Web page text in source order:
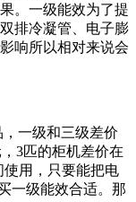
。一级能效为了提
排冷凝管、电子膨
响所以相对来说会
一级和三级差价
3匹的柜机差价在
使用，只要能把电
一级能效合适。那